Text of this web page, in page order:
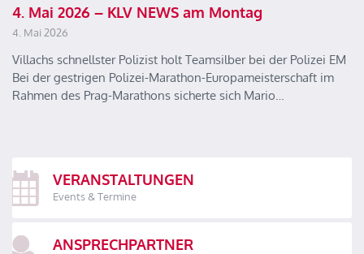
4. Mai 2026 – KLV NEWS am Montag
4. Mai 2026
Villachs schnellster Polizist holt Teamsilber bei der Polizei EM
Bei der gestrigen Polizei-Marathon-Europameisterschaft im
Rahmen des Prag-Marathons sicherte sich Mario…
VERANSTALTUNGEN
Events & Termine
ANSPRECHPARTNER